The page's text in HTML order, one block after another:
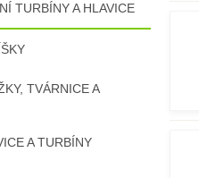
TURBÍNY A HLAVICE
TVÁRNICE A
A TURBÍNY